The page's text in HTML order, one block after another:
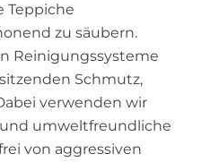
Teppiche
zu säubern.
Reinigungssysteme
Schmutz,
verwenden wir
umweltfreundliche
von aggressiven